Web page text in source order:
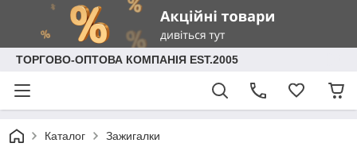
ТОРГОВО-ОПТОВА КОМПАНІЯ EST.2005
Каталог Зажигалки